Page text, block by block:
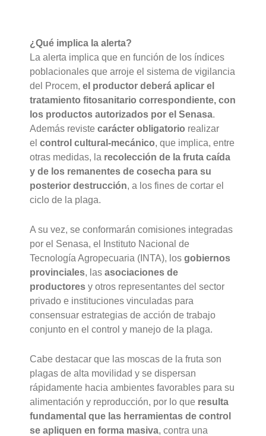
¿Qué implica la alerta?
La alerta implica que en función de los índices
poblacionales que arroje el sistema de vigilancia
del Procem,el productor deberá aplicar el
tratamiento fitosanitario correspondiente, con
los productos autorizados por el Senasa.
Además revistecarácter obligatorio realizar
elcontrol cultural-mecánico, que implica, entre
otras medidas, la recolección de la fruta caída
y de los remanentes de cosecha para su
posterior destrucción, a los fines de cortar el
ciclo de la plaga.
A su vez, se conformarán comisiones integradas
por el Senasa, el Instituto Nacional de
Tecnología Agropecuaria (INTA), losgobiernos
provinciales, lasasociaciones de
productores y otros representantes del sector
privado e instituciones vinculadas para
consensuar estrategias de acción de trabajo
conjunto en el control y manejo de la plaga.
Cabe destacar que las moscas de la fruta son
plagas de alta movilidad y se dispersan
rápidamente hacia ambientes favorables para su
alimentación y reproducción, por lo que resulta
fundamental que las herramientas de control
se apliquen en forma masiva, contra una